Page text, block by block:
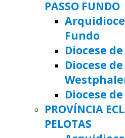
PASSO FUNDO
Fundo
Diocese
Diocese
Diocese
PROVÍNCIA
PELOTAS